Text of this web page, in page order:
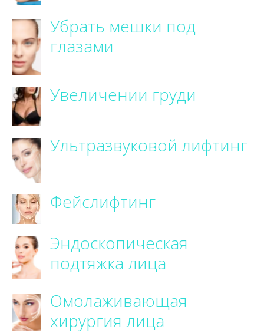
Убрать мешки под
глазами
Увеличении груди
Ультразвуковой лифтинг
Фейслифтинг
Эндоскопическая
подтяжка лица
Омолаживающая
хирургия лица